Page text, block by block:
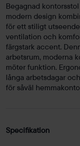
Begagnad
modern design
för ett stiligt
ventilation och
färgstark accent.
arbetsrum, moderna
möter funktion.
långa arbetsdagar
för såväl
Specifikation